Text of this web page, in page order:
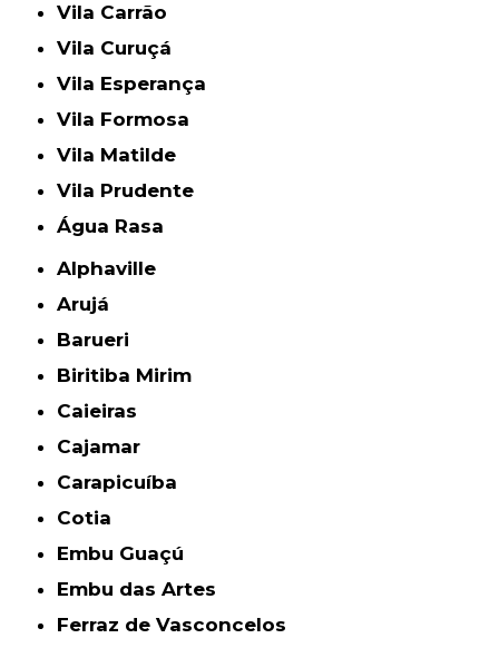
Vila Carrão
Vila Curuçá
Vila Esperança
Vila Formosa
Vila Matilde
Vila Prudente
Água Rasa
Alphaville
Arujá
Barueri
Biritiba Mirim
Caieiras
Cajamar
Carapicuíba
Cotia
Embu Guaçú
Embu das Artes
Ferraz de Vasconcelos